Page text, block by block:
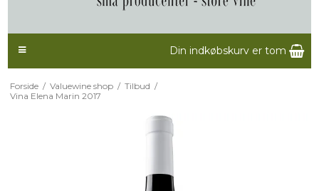
Din indkøbskurv er tom
Forside / Valuewine shop / Tilbud /
Vina Elena Marin 2017